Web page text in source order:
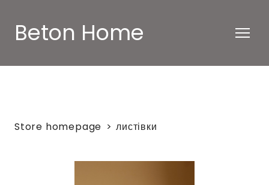
Beton Home
Store homepage листівки